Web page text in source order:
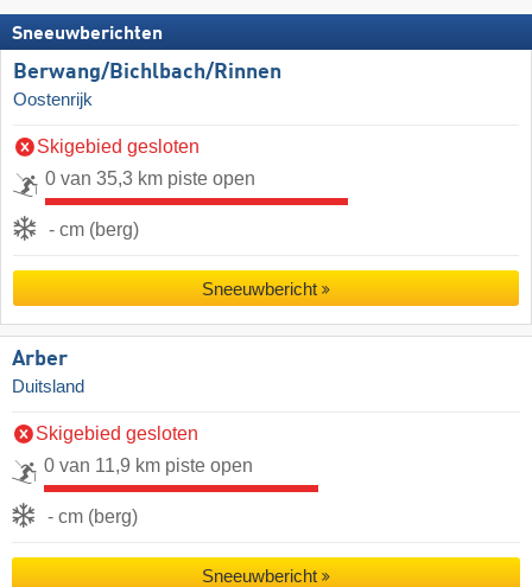
Sneeuwberichten
Berwang/​Bichlbach/​Rinnen
Oostenrijk
Skigebied gesloten
0 van 35,3 km piste open
- cm (berg)
Sneeuwbericht
Arber
Duitsland
Skigebied gesloten
0 van 11,9 km piste open
- cm (berg)
Sneeuwbericht